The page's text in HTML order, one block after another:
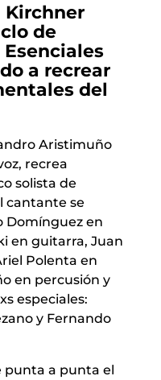
Kirchner
de
a recrear
del
Aristimuño
recrea
solista de
cantante se
Domínguez en
en guitarra, Juan
Polenta en
en percusión y
especiales:
y Fernando
punta a punta el